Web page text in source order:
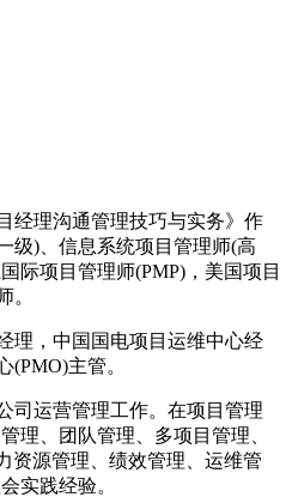
理沟通管理技巧与实务》作
级)、信息系统项目管理师(高
际项目管理师(PMP)，美国项目
。
，中国国电项目运维中心经
(PMO)主管。
运营管理工作。在项目管理
理、团队管理、多项目管理、
资源管理、绩效管理、运维管
实践经验。